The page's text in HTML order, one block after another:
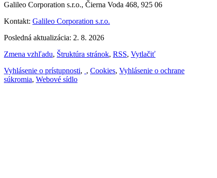
Galileo Corporation s.r.o., Čierna Voda 468, 925 06
Kontakt: Galileo Corporation s.r.o.
Posledná aktualizácia: 2. 8. 2026
Zmena vzhľadu, Štruktúra stránok, RSS, Vytlačiť
Vyhlásenie o prístupnosti, , Cookies, Vyhlásenie o ochrane
súkromia, Webové sídlo